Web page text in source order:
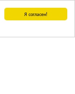
Я согласен!